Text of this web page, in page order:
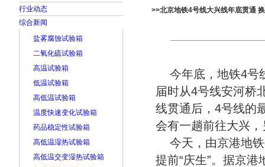
行业动态
综合新闻
盐雾腐蚀试验箱
二氧化硫试验箱
高温试验箱
低温试验箱
高低温试验箱
温度快速变化试验箱
药品稳定性试验箱
高低温湿热试验箱
高低温交变湿热试验箱
>>北京地铁4号线大兴线年底贯通
今年底，地铁4号
届时从4号线安河桥
线贯通后，4号线的
会有一趟前往大兴
今天，由京港地
提前“庆生”。据京